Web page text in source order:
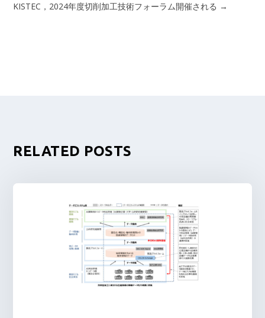
KISTEC，2024年度切削加工技術フォーラム開催される →
RELATED POSTS